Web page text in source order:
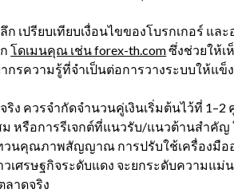
ก เปรียบเทียบเงื่อนไขของโบรกเกอร์ แ
กโดเมนคุณ เช่น forex-th.comซึ่งช่วยให้เ
กรความรู้ที่จำเป็นต่อการวางระบบให้แข็
ริง ควรจำกัดจำนวนคู่เงินเริ่มต้นไว้ที่
ม หรือการรีเจกต์ที่แนวรับ/แนวต้านสำคัญ
นคุณภาพสัญญาณ การปรับใช้เครื่องมือ
เศรษฐกิจระดับแดง จะยกระดับความแม่
าดจริง